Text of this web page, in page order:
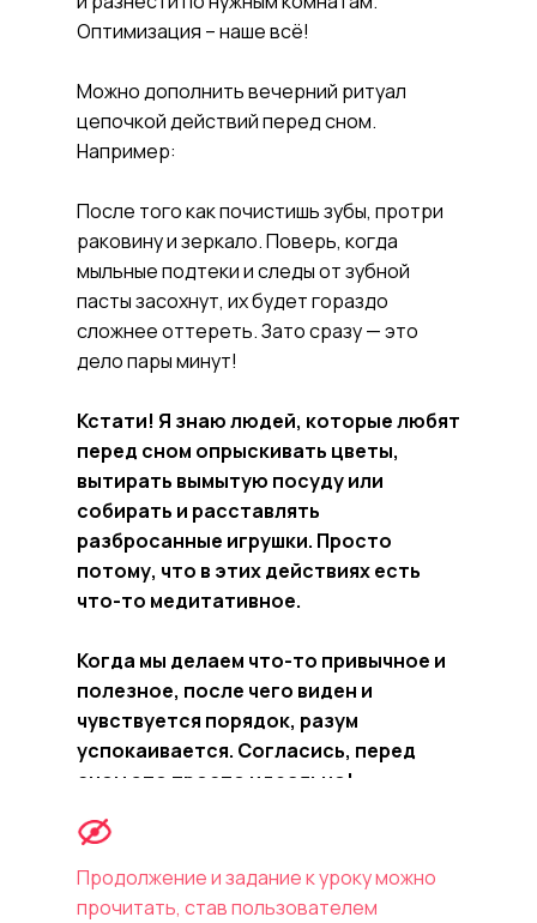
Оптимизация – наше всё!
Можно дополнить вечерний ритуал
цепочкой действий перед сном.
Например:
После того как почистишь зубы, протри
раковину и зеркало. Поверь, когда
мыльные подтеки и следы от зубной
пасты засохнут, их будет гораздо
сложнее оттереть. Зато сразу — это
дело пары минут!
Кстати! Я знаю людей, которые любят
перед сном опрыскивать цветы,
вытирать вымытую посуду или
собирать и расставлять
разбросанные игрушки. Просто
потому, что в этих действиях есть
что-то медитативное.
Когда мы делаем что-то привычное и
полезное, после чего виден и
чувствуется порядок, разум
успокаивается. Согласись, перед
сном это просто идеально!
Продолжение и задание к уроку можно
прочитать, став пользователем